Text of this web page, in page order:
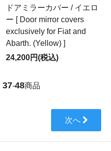
ドアミラーカバー / イエロ
ー [ Door mirror covers
exclusively for Fiat and
Abarth. (Yellow) ]
24,200円(税込)
37-48商品
次へ